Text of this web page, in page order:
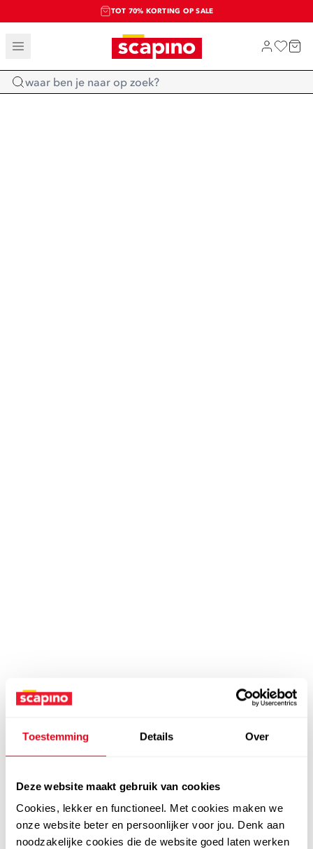
Toestemming Details Over
Deze website maakt gebruik van cookies
Cookies, lekker en functioneel. Met cookies maken we
onze website beter en persoonlijker voor jou. Denk aan
noodzakelijke cookies die de website goed laten werken
TOT 70% KORTING OP SALE
SALE: LAATSTE KANS!
SHOP NIEUW
Home